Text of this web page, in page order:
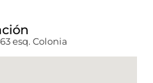
esq. Colonia